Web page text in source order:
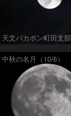
天文バカボン町田支部
中秋の名月（10/6）